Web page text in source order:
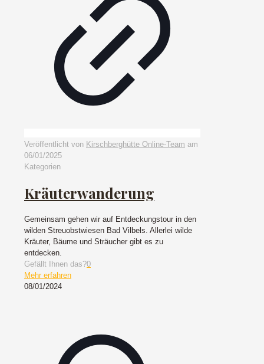
Veröffentlicht von Kirschberghütte Online-Team am
06/01/2025
Kategorien
Kräuterwanderung
Gemeinsam gehen wir auf Entdeckungstour in den
wilden Streuobstwiesen Bad Vilbels. Allerlei wilde
Kräuter, Bäume und Sträucher gibt es zu
entdecken.
Gefällt Ihnen das?0
Mehr erfahren
08/01/2024